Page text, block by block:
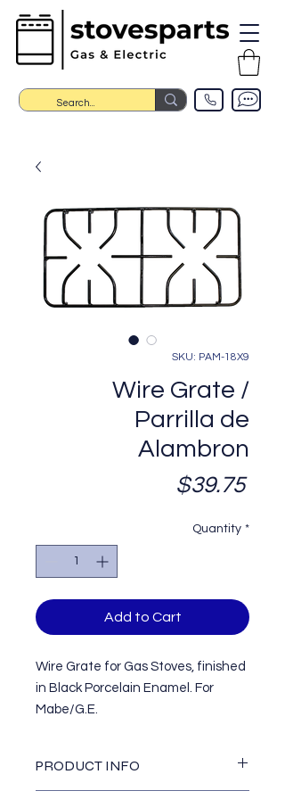
SKU: PAM-18X9
Wire Grate /
Parrilla de
Alambron
$39.75Price
Quantity *
Add to Cart
Wire Grate for Gas Stoves, finished
in Black Porcelain Enamel. For
Mabe/G.E.
Porcelanizado Negro.
PRODUCT INFO